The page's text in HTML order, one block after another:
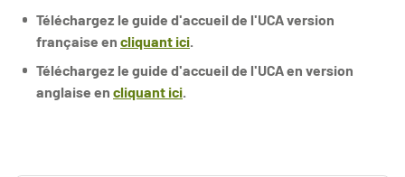
Téléchargez le guide d'accueil de l'UCA version
française en cliquant ici.
Téléchargez le guide d'accueil de l'UCA en version
anglaise en cliquant ici.